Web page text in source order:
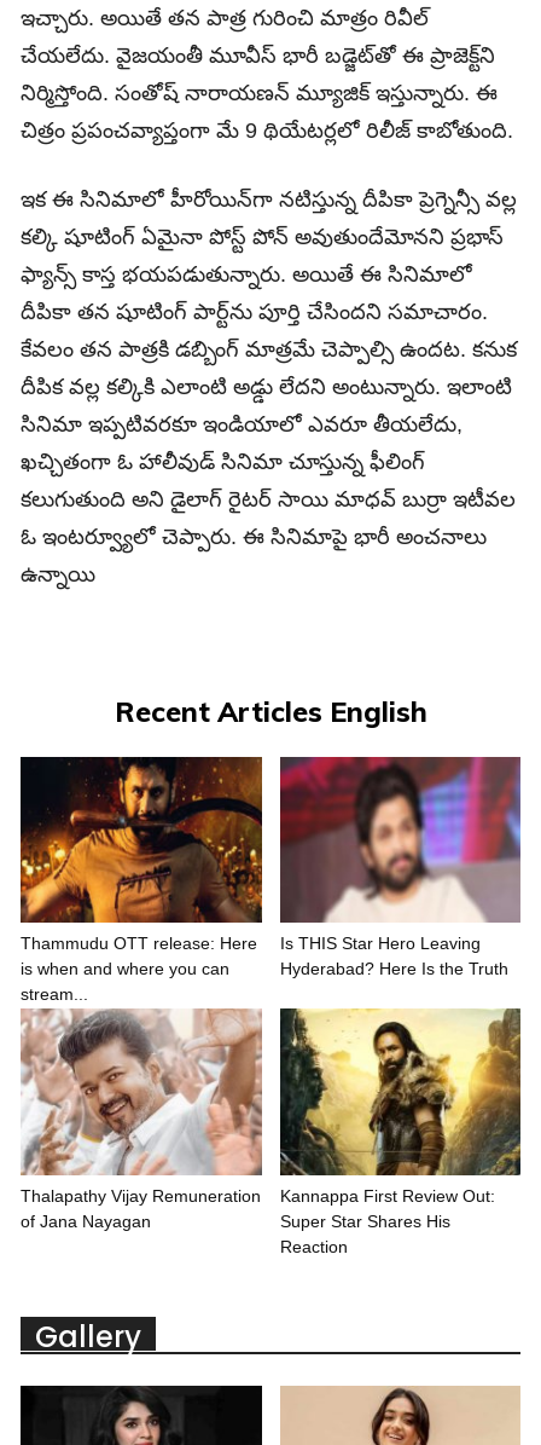
ఇచ్చారు. అయితే తన పాత్ర గురించి మాత్రం రివీల్
చేయలేదు. వైజయంతీ మూవీస్ భారీ బడ్జెట్‌తో ఈ ప్రాజెక్ట్‌ని
నిర్మిస్తోంది. సంతోష్ నారాయణన్ మ్యూజిక్ ఇస్తున్నారు. ఈ
చిత్రం ప్రపంచవ్యాప్తంగా మే 9 థియేటర్లలో రిలీజ్ కాబోతుంది.
ఇక ఈ సినిమాలో హీరోయిన్‌గా నటిస్తున్న దీపికా ప్రెగ్నెన్సీ వల్ల
కల్కి షూటింగ్ ఏమైనా పోస్ట్ పోన్ అవుతుందేమోనని ప్రభాస్
ఫ్యాన్స్ కాస్త భయపడుతున్నారు. అయితే ఈ సినిమాలో
దీపికా తన షూటింగ్ పార్ట్‌ను పూర్తి చేసిందని సమాచారం.
కేవలం తన పాత్రకి డబ్బింగ్ మాత్రమే చెప్పాల్సి ఉందట. కనుక
దీపిక వల్ల కల్కికి ఎలాంటి అడ్డు లేదని అంటున్నారు. ఇలాంటి
సినిమా ఇప్పటివరకూ ఇండియాలో ఎవరూ తీయలేదు,
ఖచ్చితంగా ఓ హాలీవుడ్ సినిమా చూస్తున్న ఫీలింగ్
కలుగుతుంది అని డైలాగ్ రైటర్ సాయి మాధవ్ బుర్రా ఇటీవల
ఓ ఇంటర్వ్యూలో చెప్పారు. ఈ సినిమాపై భారీ అంచనాలు
ఉన్నాయి
Recent Articles English
Thammudu OTT release: Here
is when and where you can
stream...
Is THIS Star Hero Leaving
Hyderabad? Here Is the Truth
Thalapathy Vijay Remuneration
of Jana Nayagan
Kannappa First Review Out:
Super Star Shares His
Reaction
Gallery